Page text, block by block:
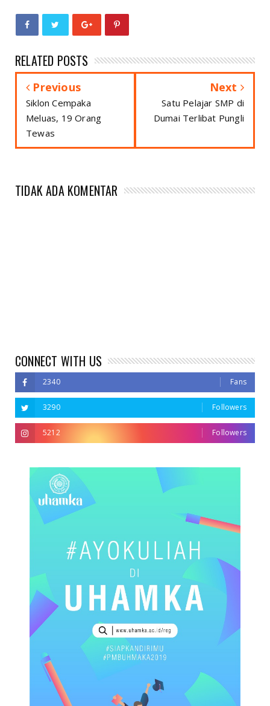
RELATED POSTS
Previous
Siklon Cempaka
Meluas, 19 Orang
Tewas
Next
Satu Pelajar SMP di
Dumai Terlibat Pungli
TIDAK ADA KOMENTAR
CONNECT WITH US
2340 Fans
3290 Followers
5212 Followers